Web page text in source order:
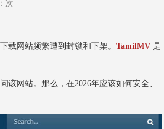
次
载网站频繁遭到封锁和下架。TamilMV是
网站。那么，在2026年应该如何安全、